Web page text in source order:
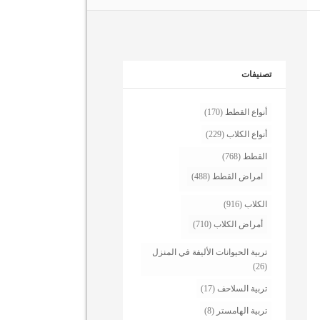
تصنيفات
أنواع القطط (170)
أنواع الكلاب (229)
القطط (768)
امراض القطط (488)
الكلاب (916)
أمراض الكلاب (710)
تربية الحيوانات الأليفة في المنزل
(26)
تربية السلاحف (17)
تربية الهامستر (8)